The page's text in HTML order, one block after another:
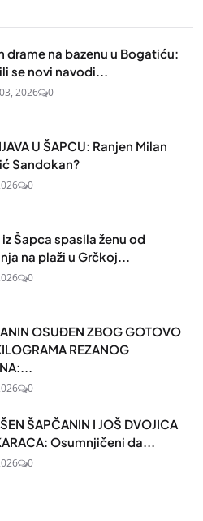
drame na bazenu u Bogatiću:
se novi navodi...
2026 0
U ŠAPCU: Ranjen Milan
Sandokan?
0
iz Šapca spasila ženu od
na plaži u Grčkoj...
0
OSUĐEN ZBOG GOTOVO
REZANOG
0
ŠAPČANIN I JOŠ DVOJICA
Osumnjičeni da...
0